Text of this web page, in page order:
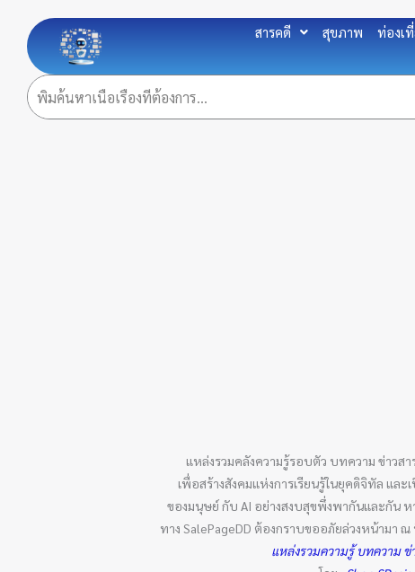
to
content
สารคดี สุขภาพ ท่องเ
แหล่งรวมคลังความรู้รอบตัว บทความ ข่าวสา
เพื่อสร้างสังคมแห่งการเรียนรู้ในยุคดิจิทัล แ
ของมนุษย์ กับ AI อย่างสงบสุขพึ่งพากันและกัน ห
ทาง SalePageDD ต้องกราบขออภัยล่วงหน้ามา
แหล่งรวมความรู้ บทความ ข่